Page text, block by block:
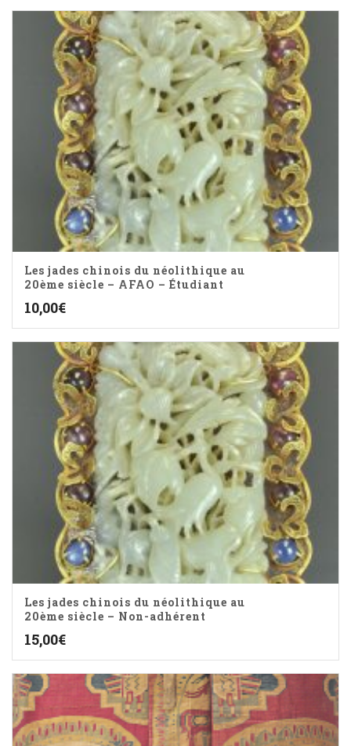
Les jades chinois du néolithique au
20ème siècle – AFAO – Étudiant
10,00€
Les jades chinois du néolithique au
20ème siècle – Non-adhérent
15,00€